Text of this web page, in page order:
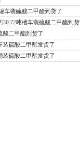
车装硫酸二甲酯到货了
吨槽车装硫酸二甲酯到货
酸二甲酯到货了
装硫酸二甲酯发货了
装硫酸二甲酯发货了